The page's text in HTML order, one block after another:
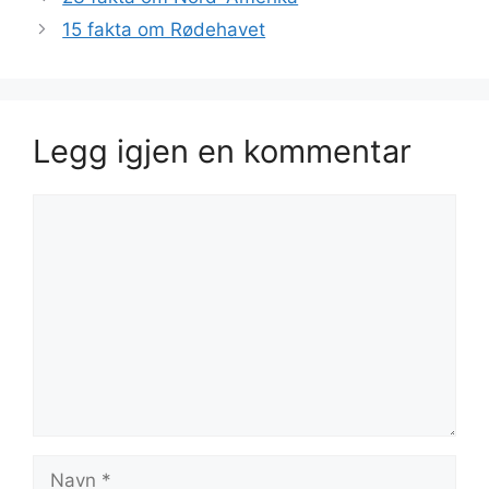
15 fakta om Rødehavet
Legg igjen en kommentar